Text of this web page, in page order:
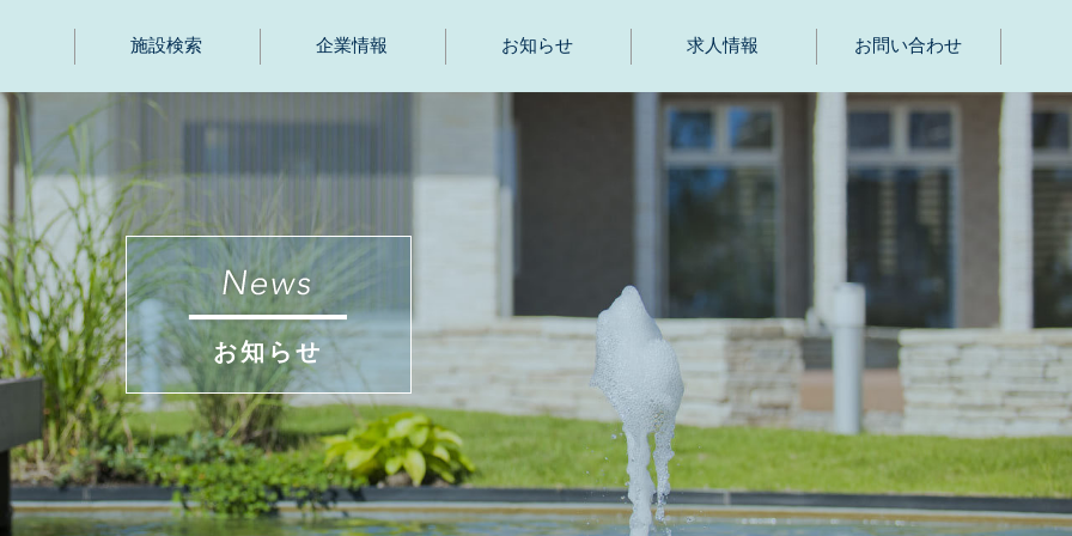
施設検索 企業情報 お知らせ 求人情報 お問い合わせ
お知らせ